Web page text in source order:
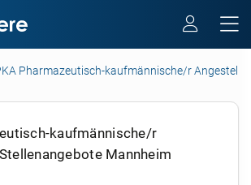
Pharmazeutisch-kaufmännische/r
kaufmännische/r
Mannheim